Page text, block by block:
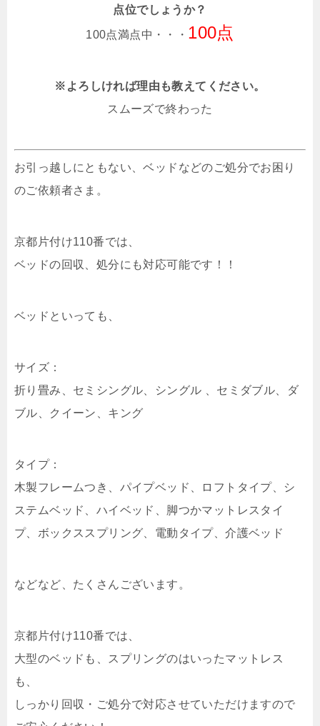
点位でしょうか？
100点満点中・・・ 100点
※よろしければ理由も教えてください。
スムーズで終わった
お引っ越しにともない、ベッドなどのご処分でお困り
のご依頼者さま。
京都片付け110番では、
ベッドの回収、処分にも対応可能です！！
ベッドといっても、
サイズ：
折り畳み、セミシングル、シングル 、セミダブル、ダ
ブル、クイーン、キング
タイプ：
木製フレームつき、パイプベッド、ロフトタイプ、シ
ステムベッド、ハイベッド、脚つかマットレスタイ
プ、ボックススプリング、電動タイプ、介護ベッド
などなど、たくさんございます。
京都片付け110番では、
大型のベッドも、スプリングのはいったマットレス
も、
しっかり回収・ご処分で対応させていただけますので